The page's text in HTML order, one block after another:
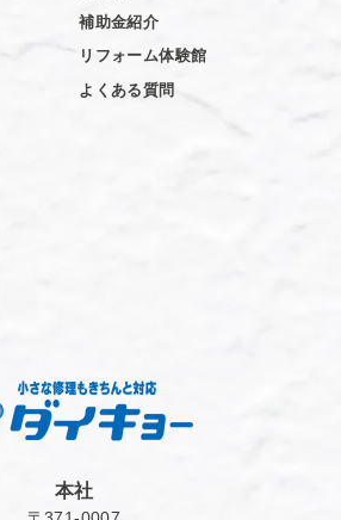
補助金紹介
リフォーム体験館
よくある質問
本社